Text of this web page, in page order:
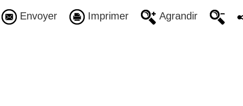
Envoyer Imprimer Agrandir